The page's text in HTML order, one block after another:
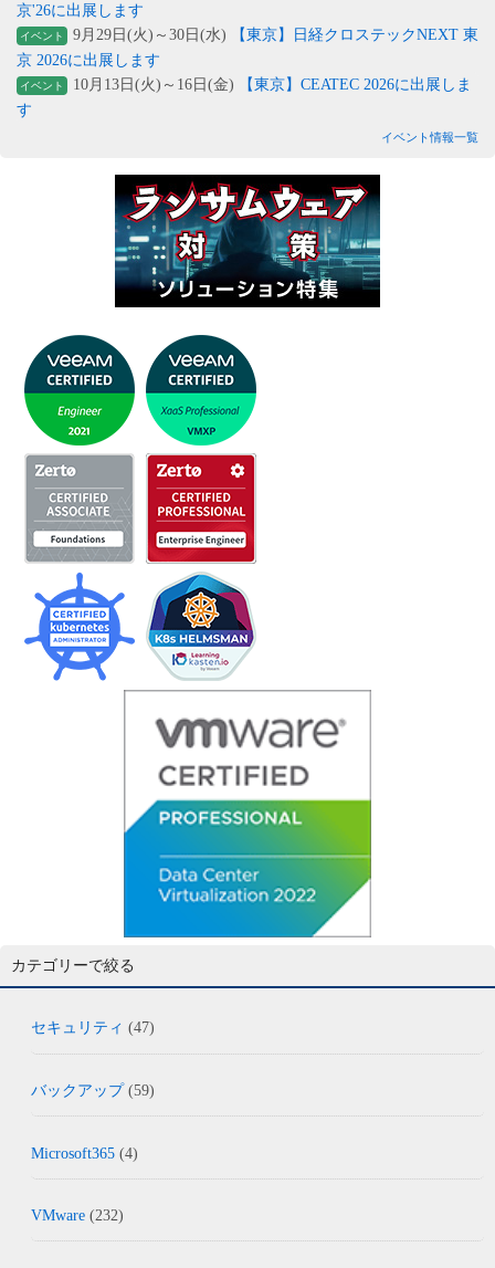
京'26に出展します
イベント 9月29日(火)～30日(水)
【東京】日経クロステックNEXT 東
京 2026に出展します
イベント 10月13日(火)～16日(金)
【東京】CEATEC 2026に出展しま
す
イベント情報一覧
カテゴリーで絞る
セキュリティ (47)
バックアップ(59)
Microsoft365 (4)
VMware (232)